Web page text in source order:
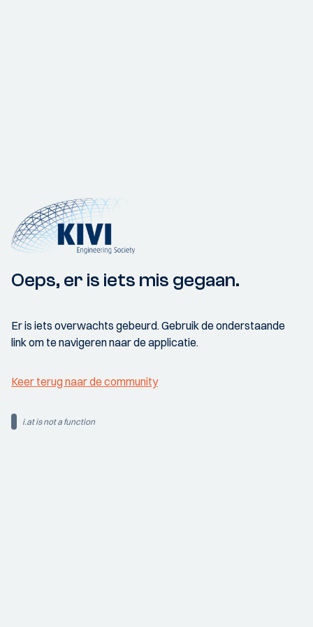
Oeps, er is iets mis gegaan.
Er is iets overwachts gebeurd. Gebruik de onderstaande
link om te navigeren naar de applicatie.
Keer terug naar de community
i.at is not a function